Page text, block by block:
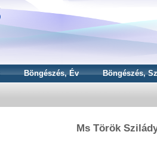
Böngészés, Év Böngészés,
Ms Török